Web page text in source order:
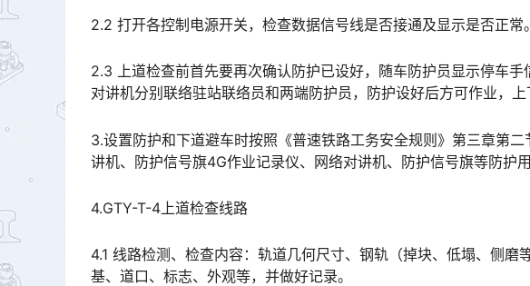
2.2 打开各控制电源开关，检查数据信号线是否接通及显示是否正常。
2.3 上道检查前首先要再次确认防护已设好，随车防护员显示停车
对讲机分别联络驻站联络员和两端防护员，防护设好后方可作业，上
3.设置防护和下道避车时按照《普速铁路工务安全规则》第三章第
讲机、防护信号旗4G作业记录仪、网络对讲机、防护信号旗等防护
4.GTY-T-4上道检查线路
4.1 线路检测、检查内容：轨道几何尺寸、钢轨（掉块、低塌、侧
基、道口、标志、外观等，并做好记录。